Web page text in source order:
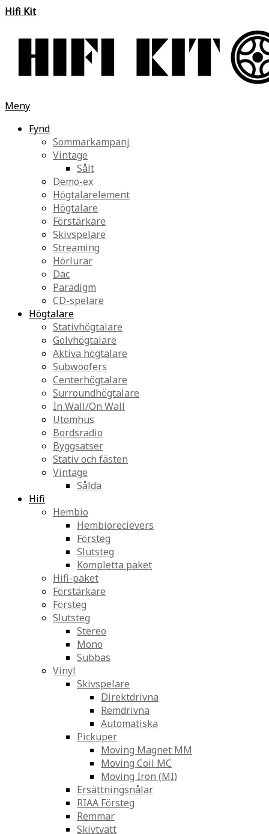
Hifi Kit
Meny
Fynd
Sommarkampanj
Vintage
Sålt
Demo-ex
Högtalarelement
Högtalare
Förstärkare
Skivspelare
Streaming
Hörlurar
Dac
Paradigm
CD-spelare
Högtalare
Stativhögtalare
Golvhögtalare
Aktiva högtalare
Subwoofers
Centerhögtalare
Surroundhögtalare
In Wall/On Wall
Utomhus
Bordsradio
Byggsatser
Stativ och fästen
Vintage
Sålda
Hifi
Hembio
Hembiorecievers
Försteg
Slutsteg
Kompletta paket
Hifi-paket
Förstärkare
Försteg
Slutsteg
Stereo
Mono
Subbas
Vinyl
Skivspelare
Direktdrivna
Remdrivna
Automatiska
Pickuper
Moving Magnet MM
Moving Coil MC
Moving Iron (MI)
Ersättningsnålar
RIAA Försteg
Remmar
Skivtvätt